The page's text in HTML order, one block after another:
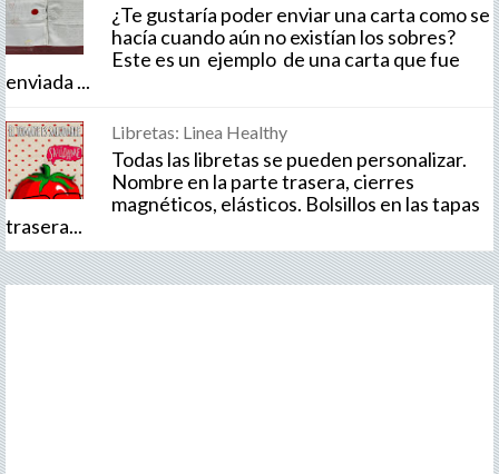
¿Te gustaría poder enviar una carta como se
hacía cuando aún no existían los sobres?
Este es un ejemplo de una carta que fue
enviada ...
Libretas: Linea Healthy
Todas las libretas se pueden personalizar.
Nombre en la parte trasera, cierres
magnéticos, elásticos. Bolsillos en las tapas
trasera...